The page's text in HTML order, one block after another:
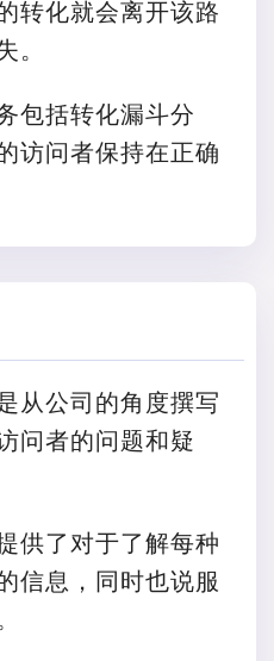
转化就会离开该路
。
包括转化漏斗分
访问者保持在正确
从公司的角度撰写
问者的问题和疑
供了对于了解每种
信息，同时也说服